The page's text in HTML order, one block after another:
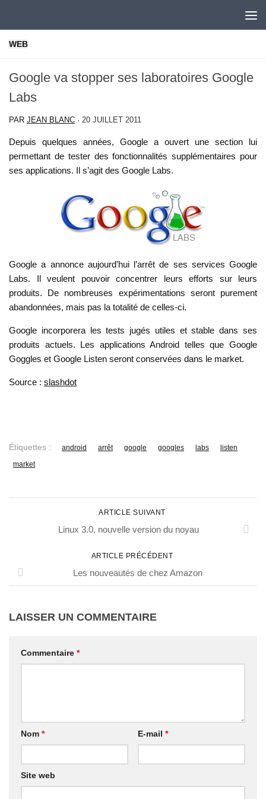
WEB
Google va stopper ses laboratoires Google
Labs
PAR JEAN BLANC · 20 JUILLET 2011
Depuis quelques années, Google a ouvert une section lui
permettant de tester des fonctionnalités supplémentaires pour
ses applications. Il s’agit des Google Labs.
Google a annonce aujourd’hui l’arrêt de ses services Google
Labs. Il veulent pouvoir concentrer leurs efforts sur leurs
produits. De nombreuses expérimentations seront purement
abandonnées, mais pas la totalité de celles-ci.
Google incorporera les tests jugés utiles et stable dans ses
produits actuels. Les applications Android telles que Google
Goggles et Google Listen seront conservées dans le market.
Source : slashdot
Étiquettes : android arrêt google googles labs
listen
market
ARTICLE SUIVANT
Linux 3.0, nouvelle version du noyau
ARTICLE PRÉCÉDENT
Les nouveautés de chez Amazon
LAISSER UN COMMENTAIRE
Commentaire *
Nom * E-mail *
Site web